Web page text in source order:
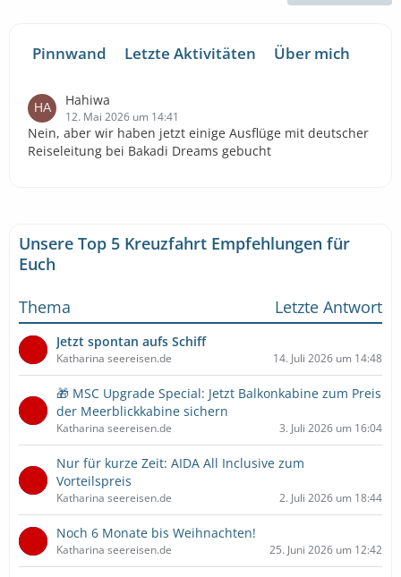
Pinnwand Letzte Aktivitäten Über mich
Hahiwa
12. Mai 2026 um 14:41
Nein, aber wir haben jetzt einige Ausflüge mit deutscher
Reiseleitung bei Bakadi Dreams gebucht
Unsere Top 5 Kreuzfahrt Empfehlungen für
Euch
Thema
Letzte Antwort
Jetzt spontan aufs Schiff
Katharina seereisen.de 14. Juli 2026 um 14:48
🎁 MSC Upgrade Special: Jetzt Balkonkabine zum Preis
der Meerblickkabine sichern
Katharina seereisen.de 3. Juli 2026 um 16:04
Nur für kurze Zeit: AIDA All Inclusive zum
Vorteilspreis
Katharina seereisen.de 2. Juli 2026 um 18:44
Noch 6 Monate bis Weihnachten!
Katharina seereisen.de 25. Juni 2026 um 12:42